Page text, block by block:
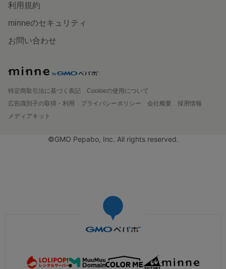
利用規約
minneのセキュリティ
お問い合わせ
特定商取引法に基づく表記
Cookieの使用について
広告識別子の取得・利用
プライバシーポリシー 会社概要
採用情報
メディアキット
©GMO Pepabo, Inc. All rights reserved.